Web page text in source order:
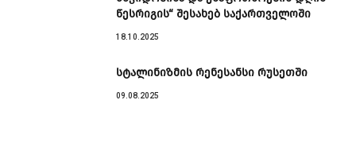
წესრიგის“ შესახებ საქართველოში
18.10.2025
სტალინიზმის რენესანსი რუსეთში
09.08.2025